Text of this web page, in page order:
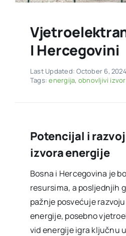
I Hercegovini
Last Updated: October 6, 2024
Tags:energija, obnovljivi
Potencijal i
izvora energije
Bosna i Hercegovina je
resursima, a posljednjih
pažnje posvećuje
energije, posebno
vid energije igra ključnu